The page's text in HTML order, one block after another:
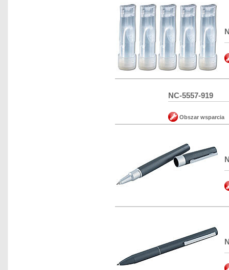
NC-5557-919
Obszar wsparcia